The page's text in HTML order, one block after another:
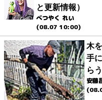
と更新情報）
べつやく れい
(08.07 10:00)
木
手
ら
安藤